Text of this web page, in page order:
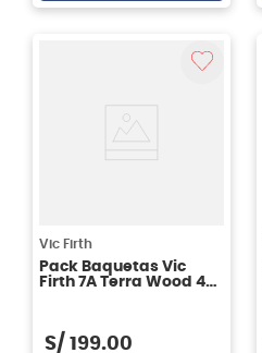
Vic Firth
Pack Baquetas Vic
Firth 7A Terra Wood 4
S/ 199.00